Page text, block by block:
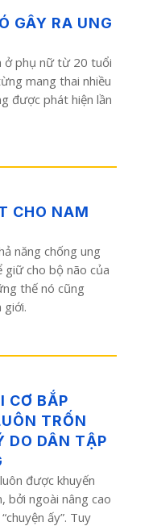
GÂY RA UNG
ở phụ nữ từ 20 tuổi
mang thai nhiều
được phát hiện lần
CHO NAM
năng chống ung
cho bộ não của
thế nó cũng
giới.
CƠ BẮP
TRỐN
DO DÂN TẬP
được khuyến
bởi ngoài nâng cao
ấy”. Tuy